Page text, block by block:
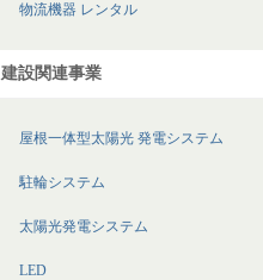
物流機器 レンタル
建設関連事業
屋根一体型太陽光 発電システム
駐輪システム
太陽光発電システム
LED